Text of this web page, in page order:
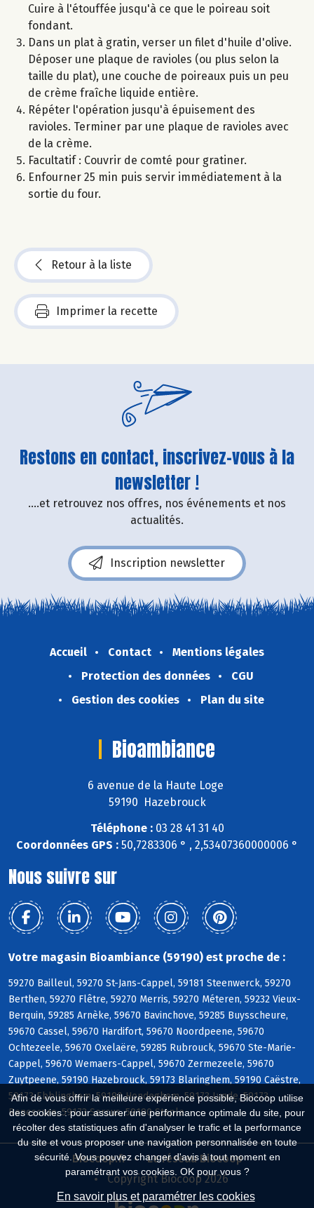
Afin de vous offrir la meilleure expérience possible, Biocoop utilise
des cookies : pour assurer une performance optimale du site, pour
récolter des statistiques afin d'analyser le trafic et la performance
du site et vous proposer une navigation personnalisée en toute
sécurité. Vous pouvez changer d'avis à tout moment en
paramétrant vos cookies. OK pour vous ?
En savoir plus et paramétrer les cookies
Cuire à l'étouffée jusqu'à ce que le poireau soit
fondant.
Dans un plat à gratin, verser un filet d'huile d'olive.
Déposer une plaque de ravioles (ou plus selon la
taille du plat), une couche de poireaux puis un peu
de crème fraîche liquide entière.
Répéter l'opération jusqu'à épuisement des
ravioles. Terminer par une plaque de ravioles avec
de la crème.
Facultatif : Couvrir de comté pour gratiner.
Enfourner 25 min puis servir immédiatement à la
sortie du four.
Retour à la liste
Imprimer la recette
Restons en contact, inscrivez-vous à la
newsletter !
....et retrouvez nos offres, nos événements et nos
actualités.
Inscription newsletter
Accueil Contact
Mentions légales
Protection des données
CGU
Gestion des cookies
Plan du site
Bioambiance
6 avenue de la Haute Loge
59190 Hazebrouck
Téléphone :03 28 41 31 40
Coordonnées GPS : 50,7283306 ° , 2,53407360000006 °
Nous suivre sur
Votre magasin Bioambiance (59190) est proche de :
59270 Bailleul, 59270 St-Jans-Cappel, 59181 Steenwerck, 59270
Berthen, 59270 Flêtre, 59270 Merris, 59270 Méteren, 59232 Vieux-
Berquin, 59285 Arnèke, 59670 Bavinchove, 59285 Buysscheure,
59670 Cassel, 59670 Hardifort, 59670 Noordpeene, 59670
Ochtezeele, 59670 Oxelaëre, 59285 Rubrouck, 59670 Ste-Marie-
Cappel, 59670 Wemaers-Cappel, 59670 Zermezeele, 59670
Zuytpeene, 59190 Hazebrouck, 59173 Blaringhem, 59190 Caëstre,
59173 Ebblinghem, 59190 Hondeghem, 59173 Lynde, 59173
Renescure, 59173 Sercus, 59190 Staple
Biocoop.fr
Le réseau Biocoop
Copyright Biocoop 2026